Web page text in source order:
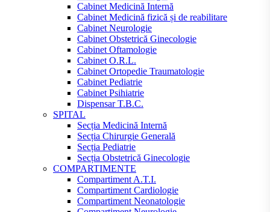
Cabinet Medicină Internă
Cabinet Medicină fizică și de reabilitare
Cabinet Neurologie
Cabinet Obstetrică Ginecologie
Cabinet Oftamologie
Cabinet O.R.L.
Cabinet Ortopedie Traumatologie
Cabinet Pediatrie
Cabinet Psihiatrie
Dispensar T.B.C.
SPITAL
Secția Medicină Internă
Secția Chirurgie Generală
Secția Pediatrie
Secția Obstetrică Ginecologie
COMPARTIMENTE
Compartiment A.T.I.
Compartiment Cardiologie
Compartiment Neonatologie